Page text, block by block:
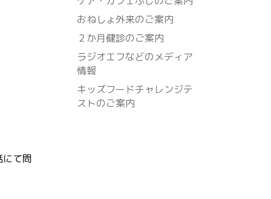
て問
おねしょ外来のご案内
２か月健診のご案内
ラジオエフなどのメディア
情報
キッズフードチャレンジテ
ストのご案内